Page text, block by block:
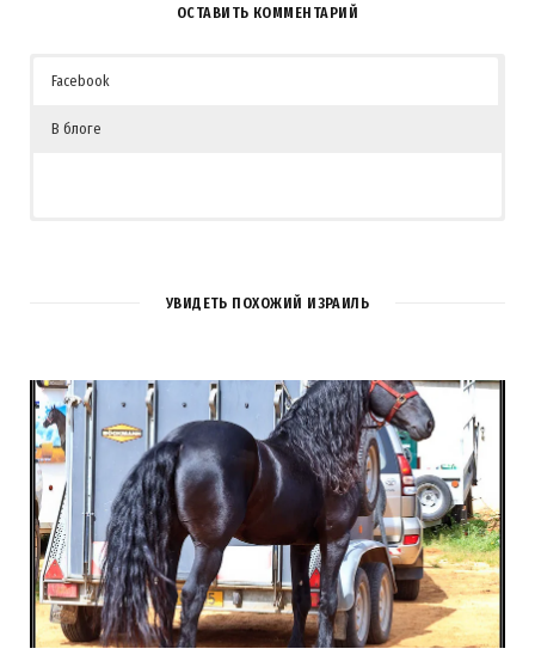
ОСТАВИТЬ КОММЕНТАРИЙ
Facebook
В блоге
УВИДЕТЬ ПОХОЖИЙ ИЗРАИЛЬ